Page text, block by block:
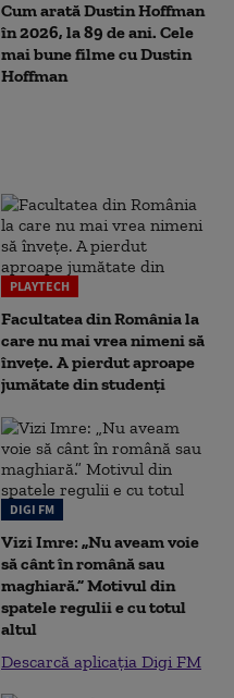
Cum arată Dustin Hoffman
în 2026, la 89 de ani. Cele
mai bune filme cu Dustin
Hoffman
PLAYTECH
Facultatea din România la
care nu mai vrea nimeni să
înveţe. A pierdut aproape
jumătate din studenţi
DIGI FM
Vizi Imre: „Nu aveam voie
să cânt în română sau
maghiară.” Motivul din
spatele regulii e cu totul
altul
Descarcă aplicația Digi FM